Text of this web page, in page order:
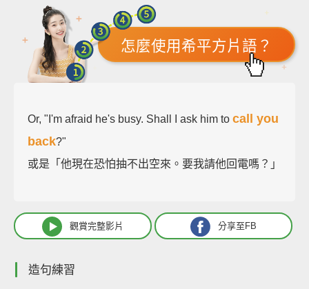
怎麼使用希平方片語？
Or, "I'm afraid he's busy. Shall I ask him to call you
back?"
或是「他現在恐怕抽不出空來。要我請他回電嗎？」
觀賞完整影片 分享至FB
造句練習